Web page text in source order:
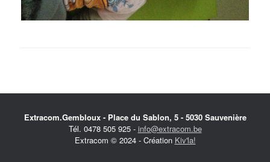
Extracom.Gembloux - Place du Sablon, 5 - 5030 Sauvenière
Tél. 0478 505 925 - info@extracom.be
Extracom © 2024 - Création Kiv'la!